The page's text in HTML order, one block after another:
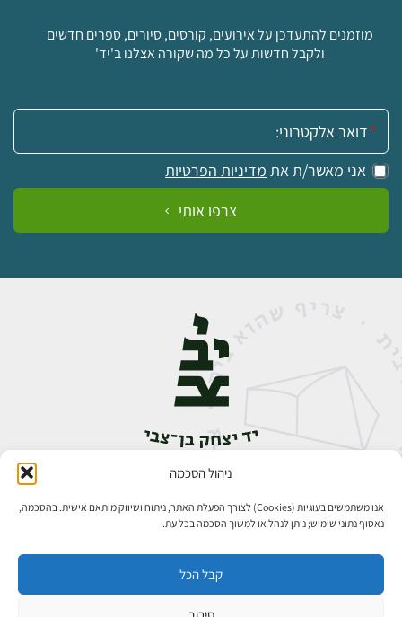
ניהול הסכמה
אנו משתמשים בעוגיות (Cookies) לצורך הפעלת האתר, ניתוח ושיווק מותאם אישית. בהסכמה,
נאסוף נתוני שימוש; ניתן לנהל או למשוך הסכמה בכל עת.
קבל הכל
מוזמנים להתעדכן על אירועים, קורסים, סיורים, ספרים חדשים
ולקבל חדשות על כל מה שקורה אצלנו ב'יד'
אימייל:
אני מאשר/ת את מדיניות הפרטיות
צרפו אותי
אבן גבירול 14, רחביה, ירושלים